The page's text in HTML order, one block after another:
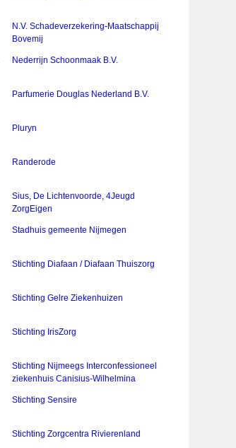
N.V. Schadeverzekering-Maatschappij
Bovemij
Nederrijn Schoonmaak B.V.
Parfumerie Douglas Nederland B.V.
Pluryn
Randerode
Sius, De Lichtenvoorde, 4Jeugd
ZorgEigen
Stadhuis gemeente Nijmegen
Stichting Diafaan / Diafaan Thuiszorg
Stichting Gelre Ziekenhuizen
Stichting IrisZorg
Stichting Nijmeegs Interconfessioneel
ziekenhuis Canisius-Wilhelmina
Stichting Sensire
Stichting Zorgcentra Rivierenland